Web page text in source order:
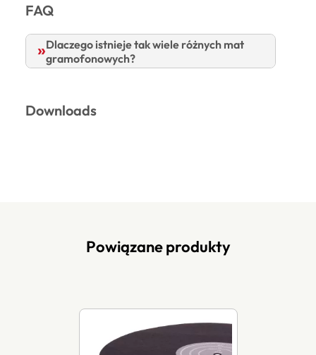
FAQ
Dlaczego istnieje tak wiele różnych mat
gramofonowych?
Downloads
Powiązane produkty